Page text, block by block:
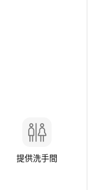
提供洗手間